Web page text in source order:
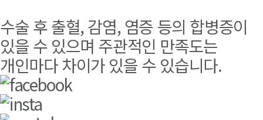
수술 후 출혈, 감염, 염증 등의 합병증이
있을 수 있으며 주관적인 만족도는
개인마다 차이가 있을 수 있습니다.